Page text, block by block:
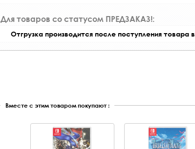
Для товаров со статусом ПРЕДЗАКАЗ!:
Отгрузка производится после поступления товара
Вместе с этим товаром покупают :